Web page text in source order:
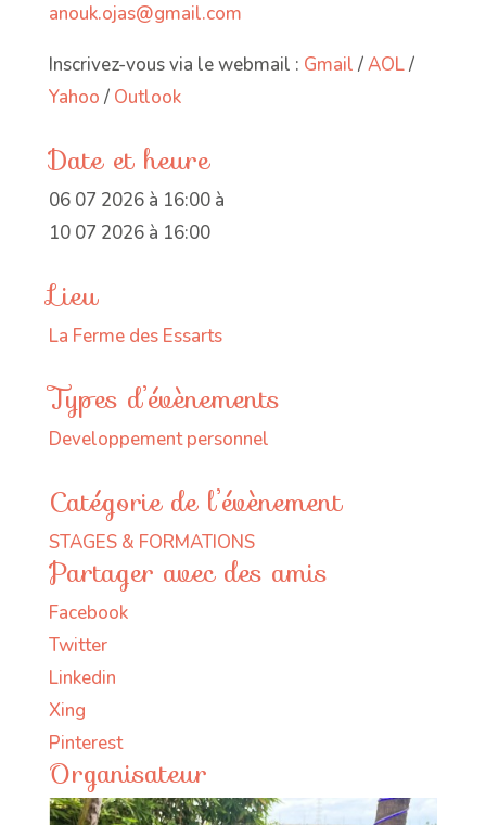
anouk.ojas@gmail.com
Inscrivez-vous via le webmail : Gmail /AOL/
Yahoo / Outlook
Date et heure
06 07 2026 à 16:00 à
10 07 2026 à 16:00
Lieu
La Ferme des Essarts
Types d’évènements
Developpement personnel
Catégorie de l’évènement
STAGES & FORMATIONS
Partager avec des amis
Facebook
Twitter
Linkedin
Xing
Pinterest
Organisateur